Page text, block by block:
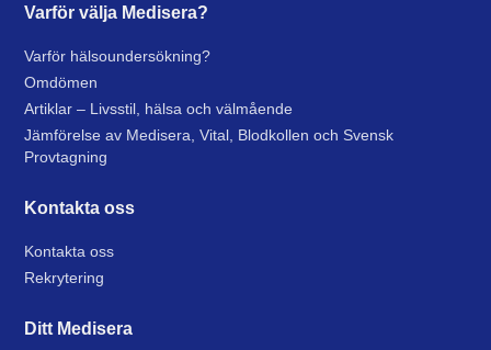
Varför välja Medisera?
Varför hälsoundersökning?
Omdömen
Artiklar – Livsstil, hälsa och välmående
Jämförelse av Medisera, Vital, Blodkollen och Svensk
Provtagning
Kontakta oss
Kontakta oss
Rekrytering
Ditt Medisera